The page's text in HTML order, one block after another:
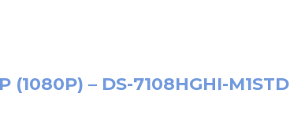
– DS-7108HGHI-M1STD